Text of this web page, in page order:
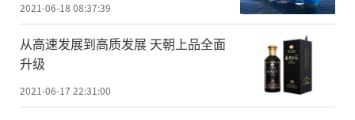
2021-06-18 08:37:39
从高速发展到高质发展 天朝上品全面
升级
2021-06-17 22:31:00